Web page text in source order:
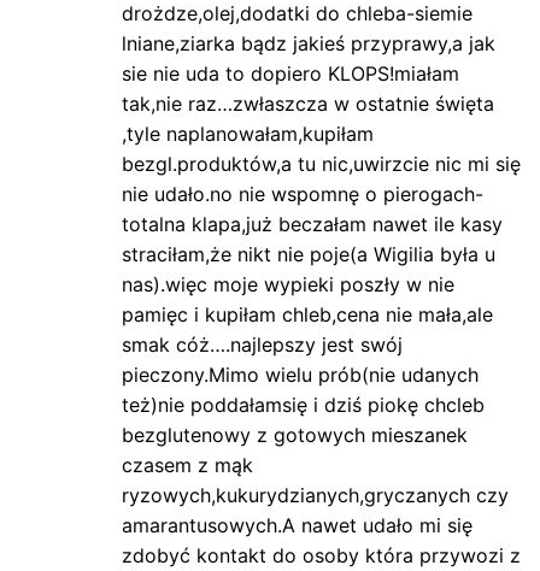
drożdze,olej,dodatki do chleba-siemie
lniane,ziarka bądz jakieś przyprawy,a jak
sie nie uda to dopiero KLOPS!miałam
tak,nie raz…zwłaszcza w ostatnie święta
,tyle naplanowałam,kupiłam
bezgl.produktów,a tu nic,uwirzcie nic mi się
nie udało.no nie wspomnę o pierogach-
totalna klapa,już beczałam nawet ile kasy
straciłam,że nikt nie poje(a Wigilia była u
nas).więc moje wypieki poszły w nie
pamięc i kupiłam chleb,cena nie mała,ale
smak cóż….najlepszy jest swój
pieczony.Mimo wielu prób(nie udanych
też)nie poddałamsię i dziś piokę chcleb
bezglutenowy z gotowych mieszanek
czasem z mąk
ryzowych,kukurydzianych,gryczanych czy
amarantusowych.A nawet udało mi się
zdobyć kontakt do osoby która przywozi z